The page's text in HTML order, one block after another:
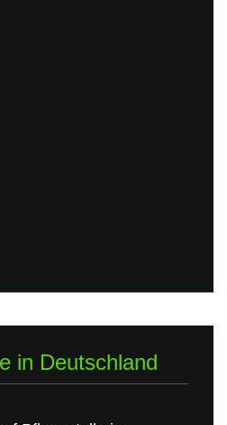
in Deutschland